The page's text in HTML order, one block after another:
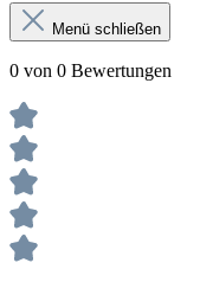
Menü schließen
0 von 0 Bewertungen